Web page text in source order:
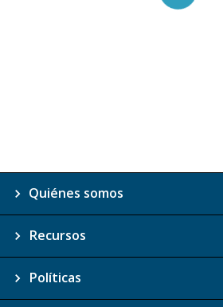
Quiénes somos
Recursos
Políticas